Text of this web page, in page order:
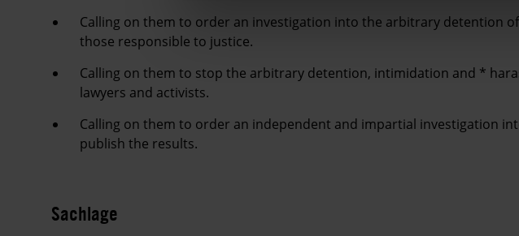
Calling on them to order an investigation into the arbitrary detention
those responsible to justice.
Calling on them to stop the arbitrary detention, intimidation and *
lawyers and activists.
Calling on them to order an independent and impartial investigation
publish the results.
Sachlage